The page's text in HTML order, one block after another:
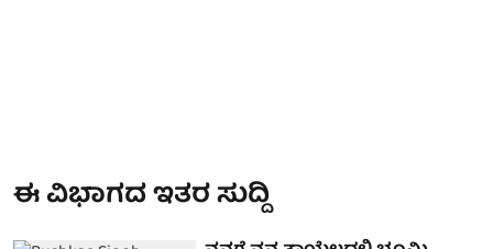
ಈ ವಿಭಾಗದ ಇತರ ಸುದ್ದಿ